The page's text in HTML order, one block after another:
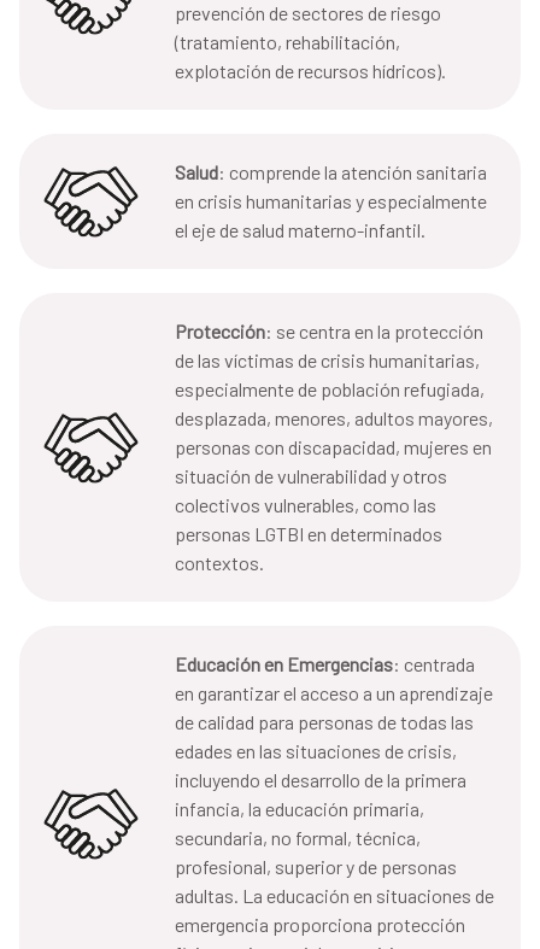
prevención de sectores de riesgo
(tratamiento, rehabilitación,
explotación de recursos hídricos).
Salud: comprende la atención sanitaria
en crisis humanitarias y especialmente
el eje de salud materno-infantil.
Protección: se centra en la protección
de las víctimas de crisis humanitarias,
especialmente de población refugiada,
desplazada, menores, adultos mayores,
personas con discapacidad, mujeres en
situación de vulnerabilidad y otros
colectivos vulnerables, como las
personas LGTBI en determinados
contextos.
Educación en Emergencias: centrada
en garantizar el acceso a un aprendizaje
de calidad para personas de todas las
edades en las situaciones de crisis,
incluyendo el desarrollo de la primera
infancia, la educación primaria,
secundaria, no formal, técnica,
profesional, superior y de personas
adultas. La educación en situaciones de
emergencia proporciona protección